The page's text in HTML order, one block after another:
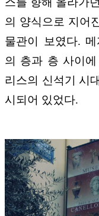
의 양식으로 지어
물관이 보였다. 메
의 층과 층 사이
리스의 신석기 시
시되어 있었다.